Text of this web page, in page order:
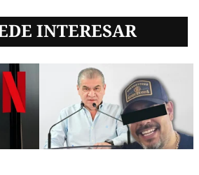
INTERESAR